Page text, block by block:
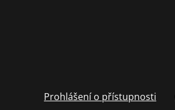
Prohlášení o přístupnosti